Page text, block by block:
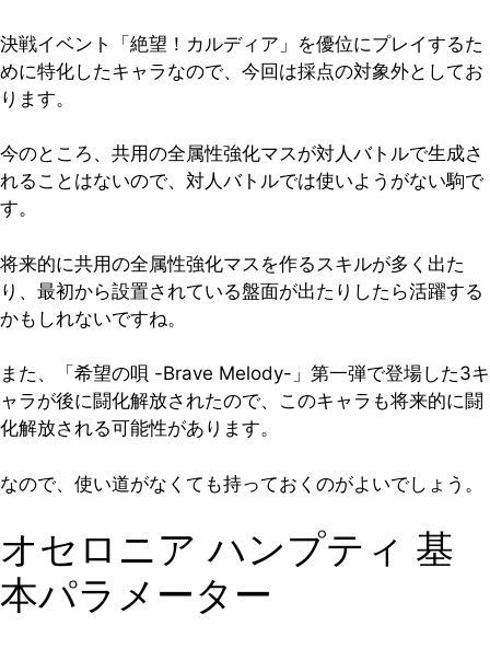
決戦イベント「絶望！カルディア」を優位にプレイするた
めに特化したキャラなので、今回は採点の対象外としてお
ります。
今のところ、共用の全属性強化マスが対人バトルで生成さ
れることはないので、対人バトルでは使いようがない駒で
す。
将来的に共用の全属性強化マスを作るスキルが多く出た
り、最初から設置されている盤面が出たりしたら活躍する
かもしれないですね。
また、「希望の唄 -Brave Melody-」第一弾で登場した3キ
ャラが後に闘化解放されたので、このキャラも将来的に闘
化解放される可能性があります。
なので、使い道がなくても持っておくのがよいでしょう。
オセロニア ハンプティ 基
本パラメーター